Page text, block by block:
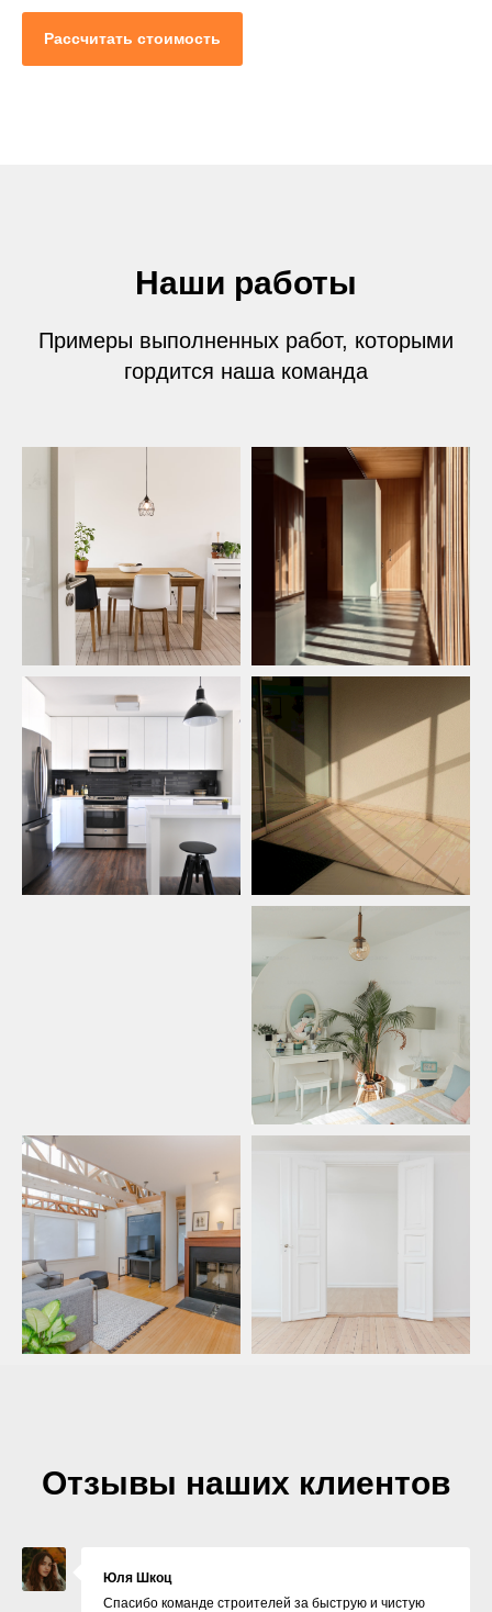
Рассчитать стоимость
Наши работы
Примеры выполненных работ, которыми
гордится наша команда
Отзывы наших клиентов
Юля Шкоц
Спасибо команде строителей за быструю и чистую